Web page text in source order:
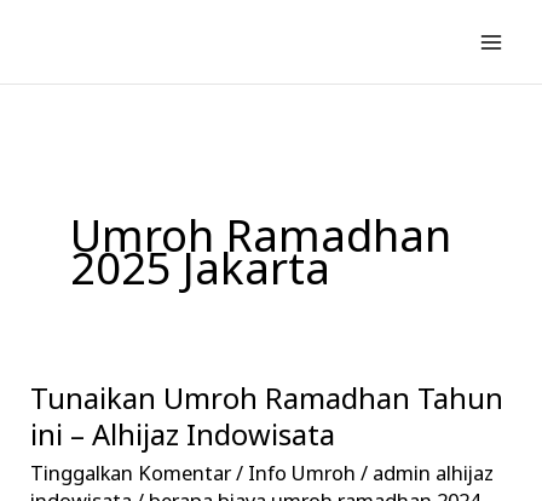
konten
Umroh Ramadhan
2025 Jakarta
Tunaikan Umroh Ramadhan Tahun
ini – Alhijaz Indowisata
Tinggalkan Komentar/ Info Umroh / admin alhijaz
Tunaikan
Umroh
Ramadhan